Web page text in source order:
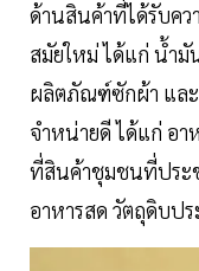
ด้านสินค้าที่ได้รับคว
สมัยใหม่ ได้แก่ น้ำมั
ผลิตภัณฑ์ซักผ้า และ
จำหน่ายดี ได้แก่ อา
ที่สินค้าชุมชนที่ประ
อาหารสด วัตถุดิบป